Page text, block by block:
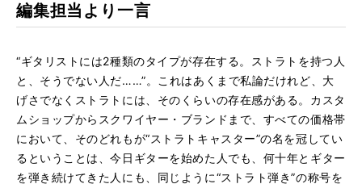
編集担当より一言
“ギタリストには2種類のタイプが存在する。ストラトを持つ人
と、そうでない人だ……”。これはあくまで私論だけれど、大
げさでなくストラトには、そのくらいの存在感がある。カスタ
ムショップからスクワイヤー・ブランドまで、すべての価格帯
において、そのどれもが“ストラトキャスター”の名を冠してい
るということは、今日ギターを始めた人でも、何十年とギター
を弾き続けてきた人にも、同じように“ストラト弾き”の称号を